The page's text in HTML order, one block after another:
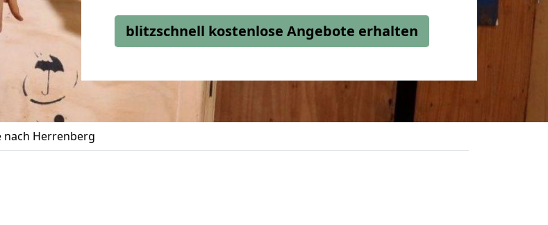
blitzschnell kostenlose Angebote erhalten
nach Herrenberg